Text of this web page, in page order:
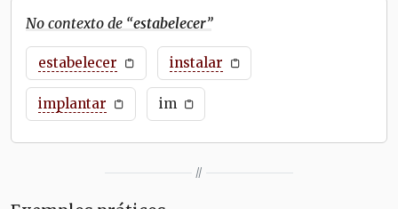
No contexto de “estabelecer”
estabelecer instalar
implantar im
//